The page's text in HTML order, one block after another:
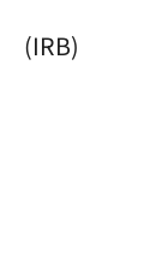
(IRB)